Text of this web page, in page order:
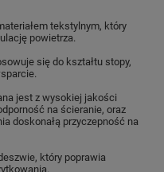
tekstylnym, który
powietrza.
się do kształtu stopy,
jest z wysokiej jakości
na ścieranie, oraz
doskonałą przyczepność na
który poprawia